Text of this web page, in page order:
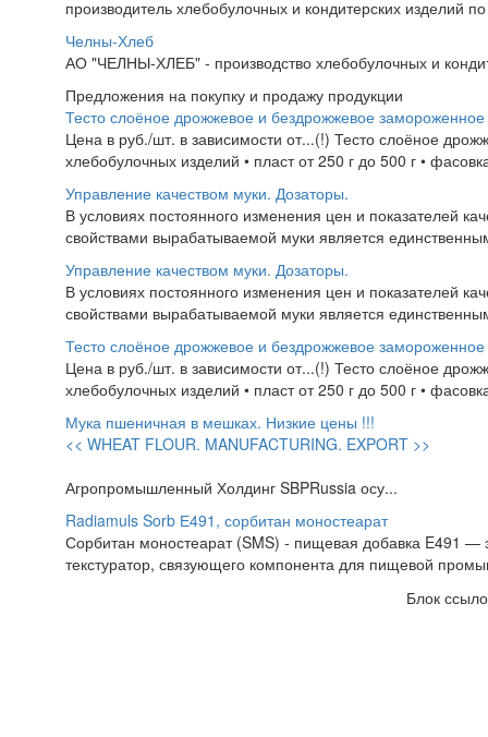
производитель хлебобулочных и кондитерских изделий
Челны-Хлеб
АО "ЧЕЛНЫ-ХЛЕБ" - производство хлебобулочных и
Предложения на покупку и продажу продукции
Тесто слоёное дрожжевое и бездрожжевое замороженное
Цена в руб./шт. в зависимости от...(!) Тесто слоёное
хлебобулочных изделий • пласт от 250 г до 500 г •
Управление качеством муки. Дозаторы.
В условиях постоянного изменения цен и показателей
свойствами вырабатываемой муки является
Управление качеством муки. Дозаторы.
В условиях постоянного изменения цен и показателей
свойствами вырабатываемой муки является
Тесто слоёное дрожжевое и бездрожжевое замороженное
Цена в руб./шт. в зависимости от...(!) Тесто слоёное
хлебобулочных изделий • пласт от 250 г до 500 г •
Мука пшеничная в мешках. Низкие цены !!!
<< WHEAT FLOUR. MANUFACTURING. EXPORT >>
Агропромышленный Холдинг SBPRussia осу...
Radiamuls Sorb Е491, сорбитан моностеарат
Сорбитан моностеарат (SMS) - пищевая добавка E491 —
текстуратор, связующего компонента для пищевой
Блок